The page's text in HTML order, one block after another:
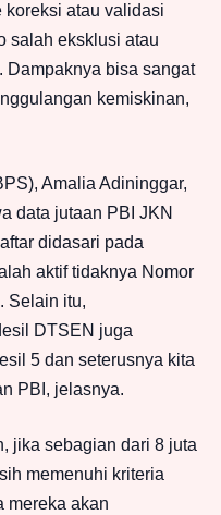
atau validasi
salah eksklusi atau
bisa sangat
kemiskinan,
Amalia Adininggar,
data jutaan PBI JKN
didasari pada
aktif tidaknya Nomor
Selain itu,
DTSEN juga
5 dan seterusnya kita
PBI, jelasnya.
jika sebagian dari 8 juta
memenuhi kriteria
mereka akan